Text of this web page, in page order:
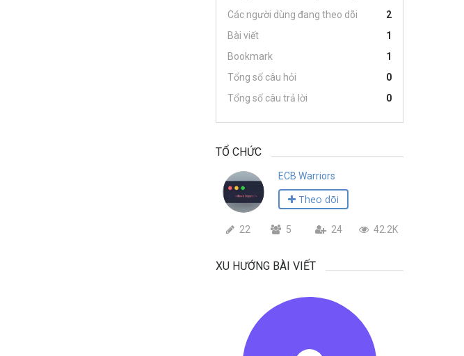
Các người dùng đang theo dõi
2
Bài viết
1
Bookmark
1
Tổng số câu hỏi
0
Tổng số câu trả lời
0
TỔ CHỨC
ECB Warriors
Theo dõi
22 5 24 42.2K
XU HƯỚNG BÀI VIẾT